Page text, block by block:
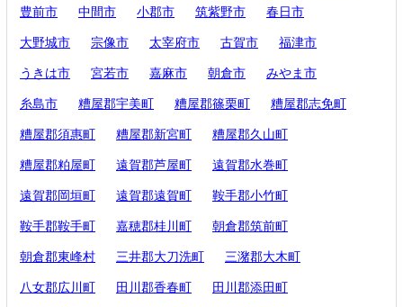
豊前市 中間市 小郡市 筑紫野市 春日市
大野城市 宗像市 太宰府市 古賀市 福津市
うきは市 宮若市 嘉麻市 朝倉市 みやま市
糸島市 糟屋郡宇美町 糟屋郡篠栗町 糟屋郡志免町
糟屋郡須惠町 糟屋郡新宮町 糟屋郡久山町
糟屋郡粕屋町 遠賀郡芦屋町 遠賀郡水巻町
遠賀郡岡垣町 遠賀郡遠賀町 鞍手郡小竹町
鞍手郡鞍手町 嘉穂郡桂川町 朝倉郡筑前町
朝倉郡東峰村 三井郡大刀洗町 三潴郡大木町
八女郡広川町 田川郡香春町 田川郡添田町